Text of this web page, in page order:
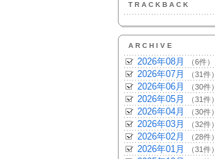
TRACKBACK
ARCHIVE
2026年08月 （6件）
2026年07月 （31件）
2026年06月 （30件）
2026年05月 （31件）
2026年04月 （30件）
2026年03月 （32件）
2026年02月 （28件）
2026年01月 （31件）